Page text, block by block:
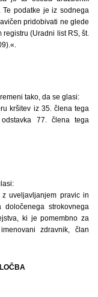
podatke je iz sodnega
pridobivati ne glede
(Uradni list RS, št.
tako, da se glasi:
kršitev iz 35. člena tega
77. člena tega
uveljavljanjem pravic in
strokovnega
ki je pomembno za
zdravnik, član